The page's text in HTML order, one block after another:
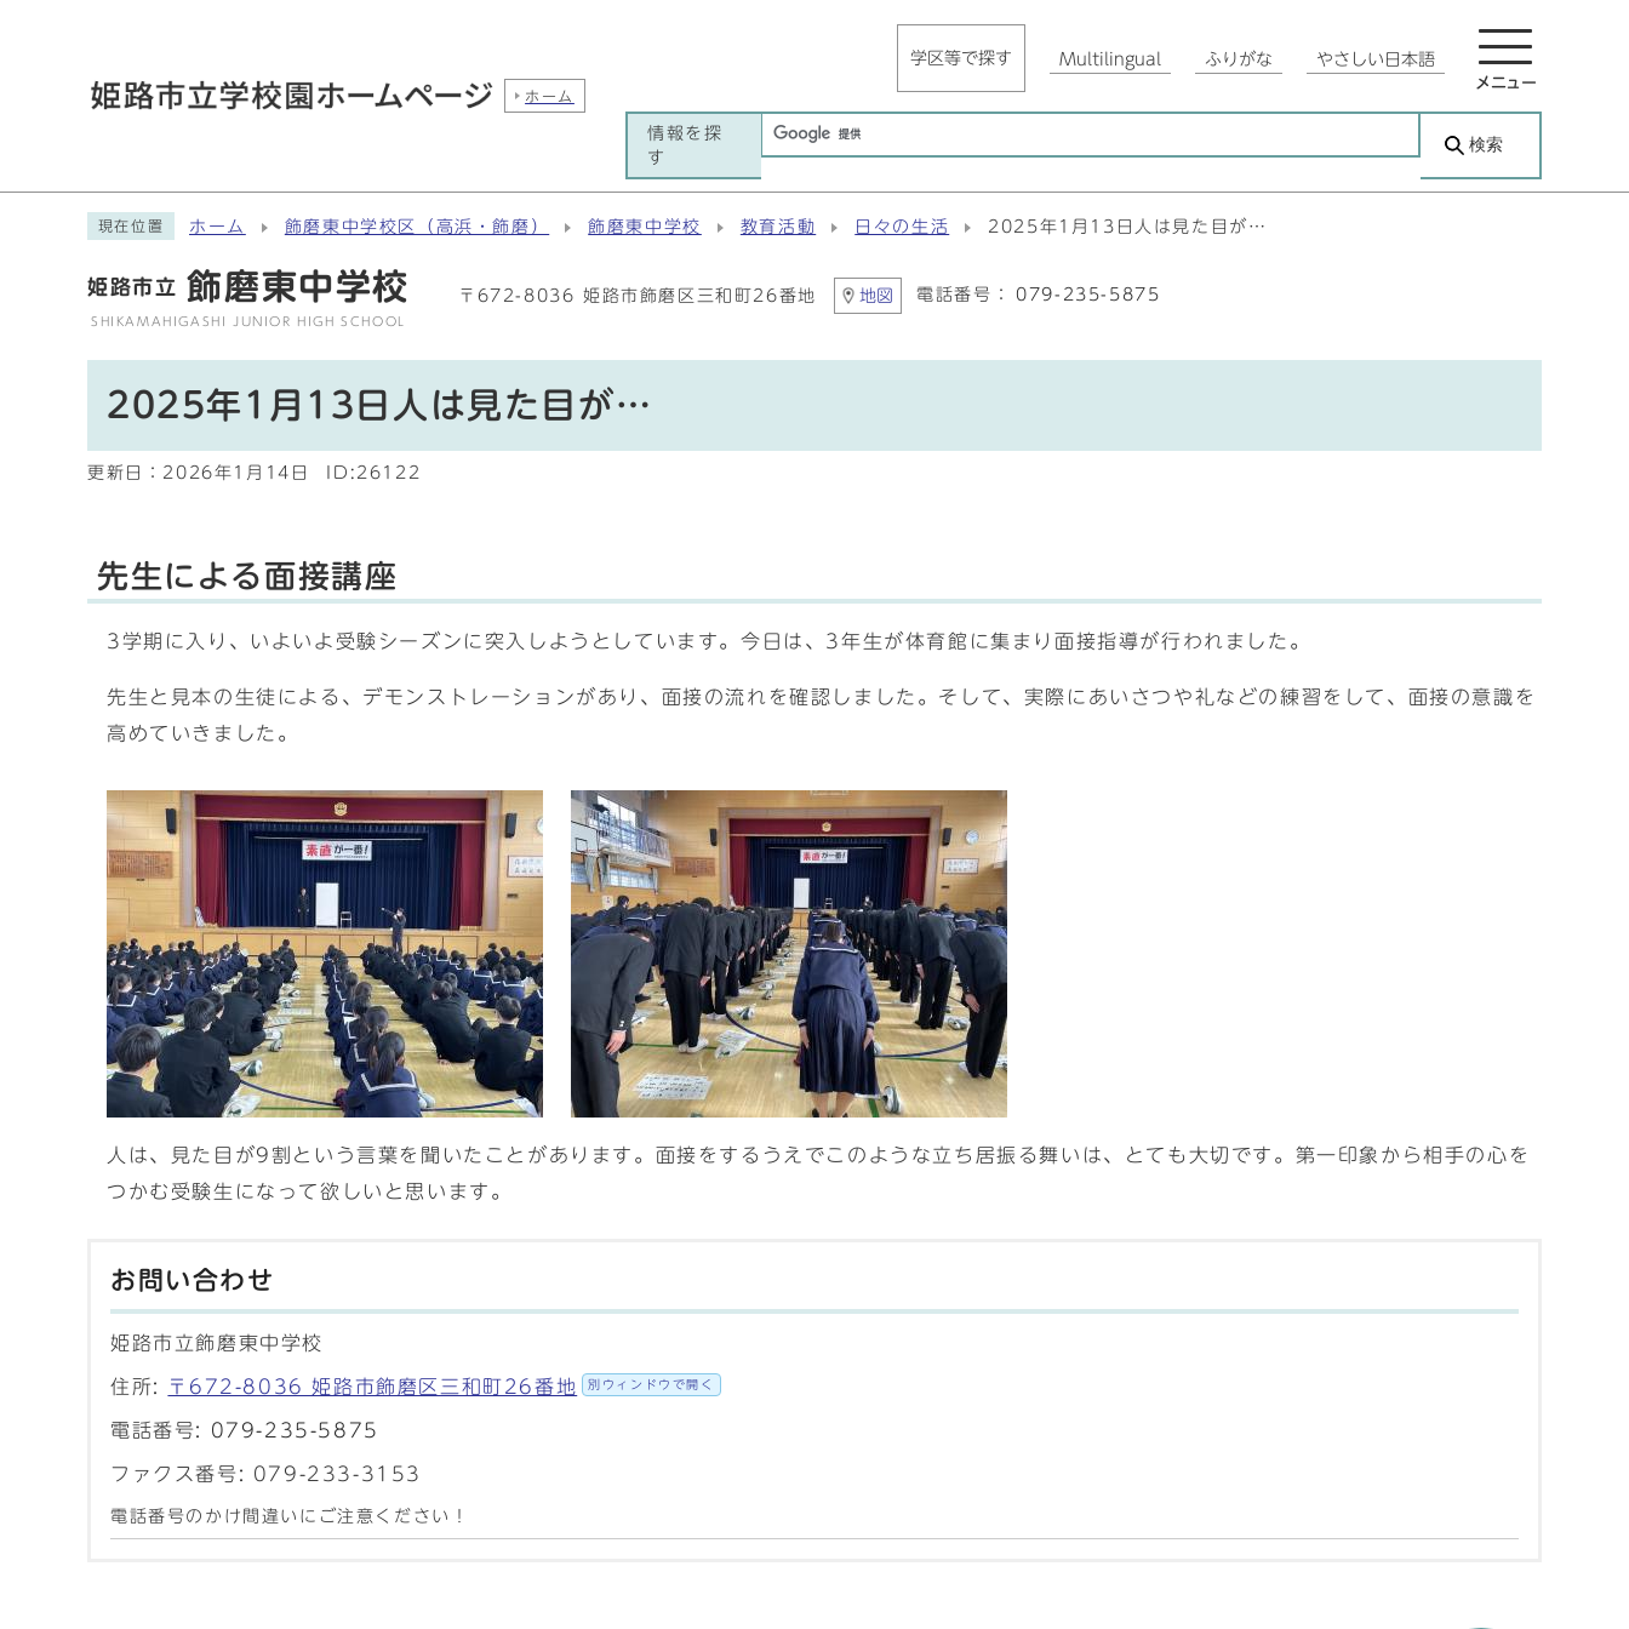
ホーム
学区等で探す Multilingual ふりがな やさしい日本語
メニュー
情報を探
す
検索
現在位置 ホーム 飾磨東中学校区（高浜・飾磨） 飾磨東中学校 教育活動 日々の生活 2025年1月13日人は見た目が…
姫路市立 飾磨東中学校
SHIKAMAHIGASHI JUNIOR HIGH SCHOOL
〒672-8036 姫路市飾磨区三和町26番地 地図 電話番号： 079-235-5875
2025年1月13日人は見た目が…
更新日： 2026年1月14日 ID:26122
先生による面接講座
3学期に入り、いよいよ受験シーズンに突入しようとしています。今日は、3年生が体育館に集まり面接指導が行われました。
先生と見本の生徒による、デモンストレーションがあり、面接の流れを確認しました。そして、実際にあいさつや礼などの練習をして、面接の意識を
高めていきました。
人は、見た目が9割という言葉を聞いたことがあります。面接をするうえでこのような立ち居振る舞いは、とても大切です。第一印象から相手の心を
つかむ受験生になって欲しいと思います。
お問い合わせ
姫路市立飾磨東中学校
住所: 〒672-8036 姫路市飾磨区三和町26番地 別ウィンドウで開く
電話番号: 079-235-5875
ファクス番号: 079-233-3153
電話番号のかけ間違いにご注意ください！